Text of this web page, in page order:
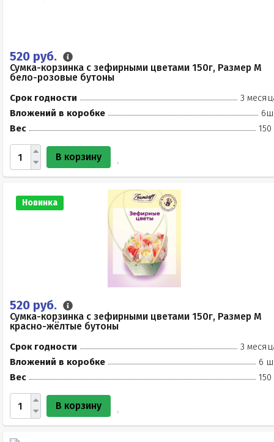
520 руб.
Сумка-корзинка с зефирными цветами 150г, Размер М
бело-розовые бутоны
Срок годности
3
Вложений в коробке
Вес
150
В корзину
Новинка
520 руб.
Сумка-корзинка с зефирными цветами 150г, Размер М
красно-жёлтые бутоны
Срок годности
3
Вложений в коробке
6
Вес
150
В корзину